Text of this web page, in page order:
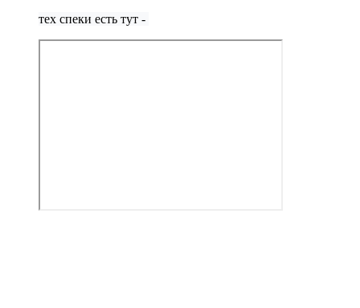
тех спеки есть тут -